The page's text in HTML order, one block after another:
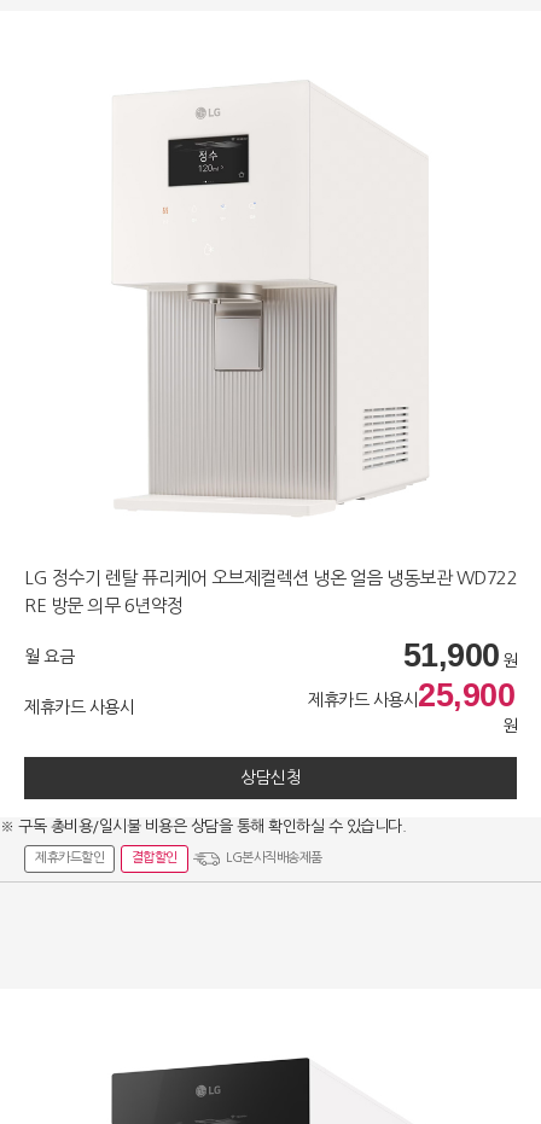
LG 정수기 렌탈 퓨리케어 오브제컬렉션 냉온 얼음 냉동보관 WD722
RE 방문 의무 6년약정
월 요금 51,900 원
제휴카드 사용시 제휴카드 사용시 25,900
원
상담신청
※ 구독 총비용/일시불 비용은 상담을 통해 확인하실 수 있습니다.
제휴카드할인 결합할인 LG본사직배송제품